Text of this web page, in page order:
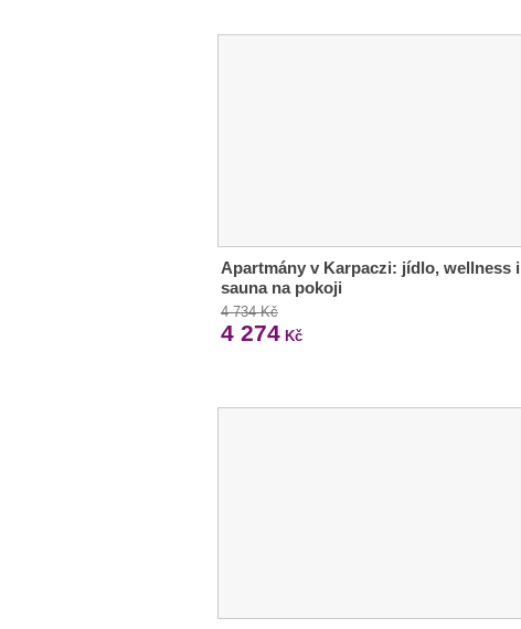
Apartmány v Karpaczi: jídlo, wellness i
sauna na pokoji
4 734 Kč
4 274 Kč